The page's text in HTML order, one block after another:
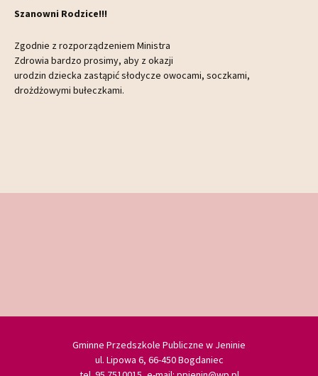
Szanowni Rodzice!!!
Zgodnie z rozporządzeniem Ministra
Zdrowia bardzo prosimy, aby z okazji
urodzin dziecka zastąpić słodycze owocami, soczkami,
drożdżowymi bułeczkami.
Gminne Przedszkole Publiczne w Jeninie
ul. Lipowa 6, 66-450 Bogdaniec